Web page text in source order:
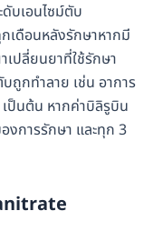
บเอนไซม์ตับ
เดือนหลังรักษาหากมี
ปลี่ยนยาที่ใช้รักษา
ถูกทําลาย เช่น อาการ
เป็นต้น หากค่าบิลิรูบิน
งการรักษา และทุก 3